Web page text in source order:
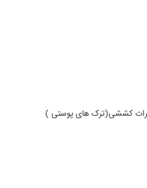
اثرات کششی(ترک های پوستی )